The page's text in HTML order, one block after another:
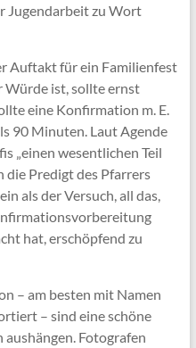
Jugendarbeit zu Wort
Auftakt für ein Familienfest
Würde ist, sollte ernst
eine Konfirmation m. E.
90 Minuten. Laut Agende
„einen wesentlichen Teil
die Predigt des Pfarrers
als der Versuch, all das,
hat, erschöpfend zu
– am besten mit Namen
– sind eine schöne
Fotografen